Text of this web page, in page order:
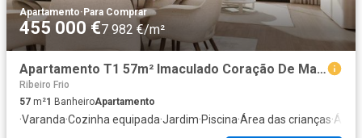
Apartamento· Para Comprar
455 000 €7 982 €/m²
Apartamento T1 57m² Imaculado Coração De Maria
Ribeiro Frio
57 m²1 BanheiroApartamento
·Varanda·Cozinha equipada·Jardim·Piscina·Área das crianças·Área